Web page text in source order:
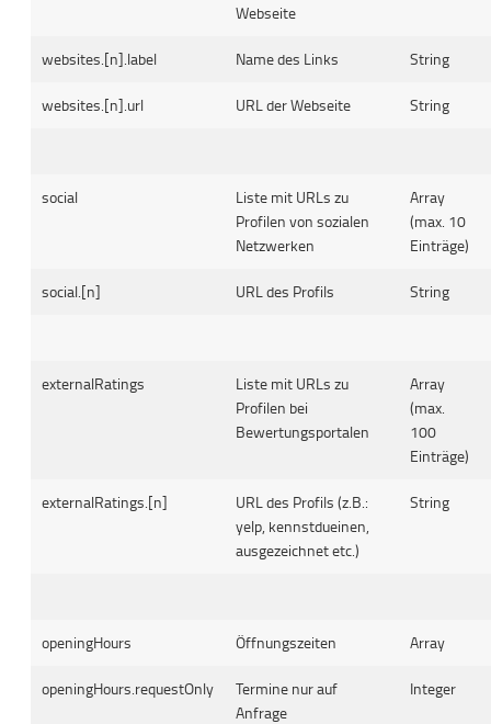
Webseite
websites.[n].label Name des Links String
websites.[n].url URL der Webseite String
social
Liste mit URLs zu
Profilen von sozialen
Netzwerken
Array
(max. 10
Einträge)
social.[n] URL des Profils String
externalRatings
Liste mit URLs zu
Profilen bei
Bewertungsportalen
Array
(max.
100
Einträge)
externalRatings.[n]
URL des Profils (z.B.:
yelp, kennstdueinen,
ausgezeichnet etc.)
String
openingHours Öffnungszeiten Array
openingHours.requestOnly
Termine nur auf
Anfrage
Integer